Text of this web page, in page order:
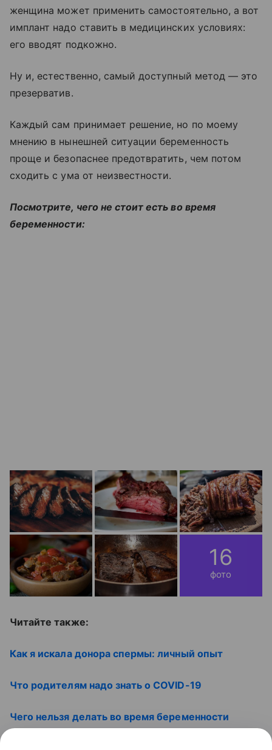
женщина может применить самостоятельно, а вот
имплант надо ставить в медицинских условиях:
его вводят подкожно.
Ну и, естественно, самый доступный метод — это
презерватив.
Каждый сам принимает решение, но по моему
мнению в нынешней ситуации беременность
проще и безопаснее предотвратить, чем потом
сходить с ума от неизвестности.
Посмотрите, чего не стоит есть во время
беременности:
16
фото
Читайте также:
Как я искала донора спермы: личный опыт
Что родителям надо знать о COVID-19
Чего нельзя делать во время беременности